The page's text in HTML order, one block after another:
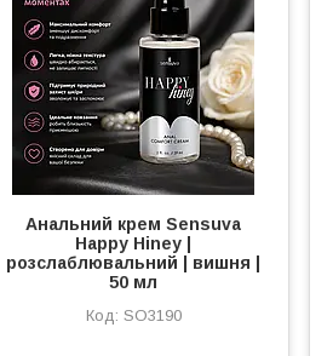
Анальний крем Sensuva
Happy Hiney |
розслаблювальний | вишня |
50 мл
SO3190